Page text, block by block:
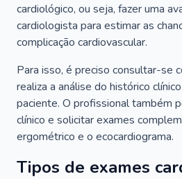
cardiológico, ou seja, fazer uma
cardiologista para estimar as
complicação cardiovascular.
Para isso, é preciso consultar-se
realiza a análise do histórico
paciente. O profissional também
clínico e solicitar exames
ergométrico e o ecocardiograma.
Tipos de exames